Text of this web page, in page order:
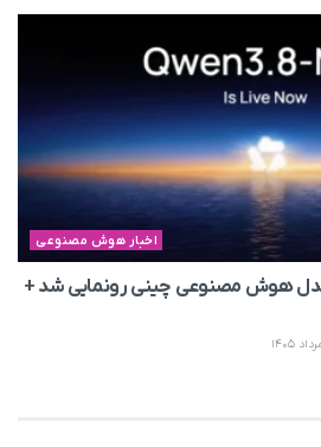
اخبار هوش مصنوعی
مدل هوش مصنوعی چینی رونمایی شد +